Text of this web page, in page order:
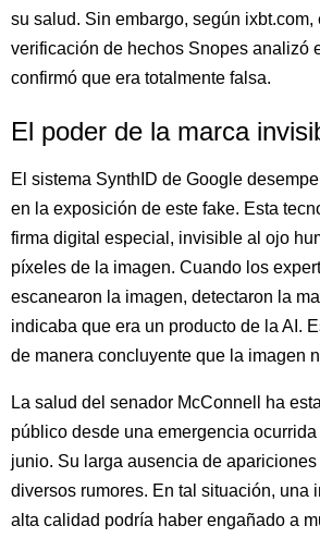
su salud. Sin embargo, según ixbt.com,
verificación de hechos Snopes analizó
confirmó que era totalmente falsa.
El poder de la marca
El sistema SynthID de Google
en la exposición de este fake. Esta
firma digital especial, invisible al ojo
píxeles de la imagen. Cuando los
escanearon la imagen, detectaron la
indicaba que era un producto de la AI.
de manera concluyente que la imagen
La salud del senador McConnell ha
público desde una emergencia
junio. Su larga ausencia de
diversos rumores. En tal situación, una
alta calidad podría haber engañado a